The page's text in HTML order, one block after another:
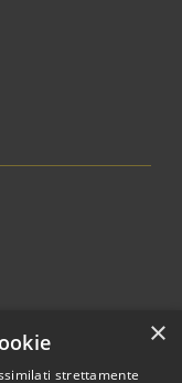
×
strettamente